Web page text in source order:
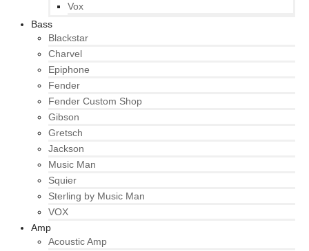
Vox
Bass
Blackstar
Charvel
Epiphone
Fender
Fender Custom Shop
Gibson
Gretsch
Jackson
Music Man
Squier
Sterling by Music Man
VOX
Amp
Acoustic Amp